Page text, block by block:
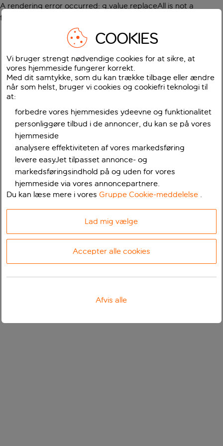
A rendering error occurred: g.value.replaceAll is not a
function
COOKIES
Vi bruger strengt nødvendige cookies for at sikre, at
vores hjemmeside fungerer korrekt.
Med dit samtykke, som du kan trække tilbage eller ændre
når som helst, bruger vi cookies og cookiefri teknologi til
at:
forbedre vores hjemmesides ydeevne og funktionalitet
personliggøre tilbud i de annoncer, du kan se på vores
hjemmeside
analysere effektiviteten af vores markedsføring
levere easyJet tilpasset annonce- og
markedsføringsindhold på og uden for vores
hjemmeside via vores annoncepartnere.
Du kan læse mere i voresGruppe Cookie-meddelelse .
Lad mig vælge
Accepter alle cookies
Afvis alle